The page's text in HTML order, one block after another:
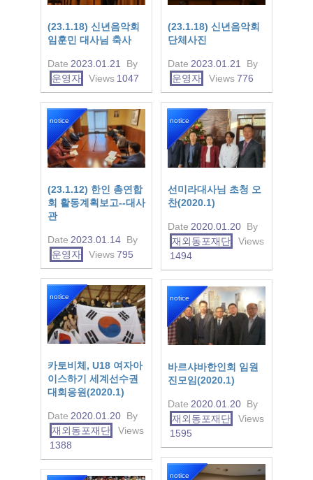
(23.1.18) 신년음악회
임훈민 대사님 축사
Date 2023.01.21
By
운영자
Views 1047
(23.1.18) 신년음악회
단체사진
Date 2023.01.21
By
운영자
Views776
notice
(23.1.12) 한인 총연합
회 활동계획보고--대사
관
Date 2023.01.14 By
운영자
Views795
notice
선미라대사님 초청 오
찬(2020.1)
Date 2020.01.20 By
재외동포재단
Views
1494
notice
카토비체, U18 여자아
이스하기 세계선수권
대회응원(2020.1)
Date 2020.01.20 By
재외동포재단
Views
1388
notice
바르샤바한인회 임원
진모임(2020.1)
Date 2020.01.20 By
재외동포재단
Views
1595
notice